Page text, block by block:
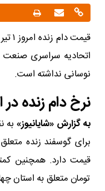
اتحادیه سراسری صنعت
نوسانی نداشته است.
نرخ دام زنده
به گزارش «شایانیوز» به
تومان متعلق به استان